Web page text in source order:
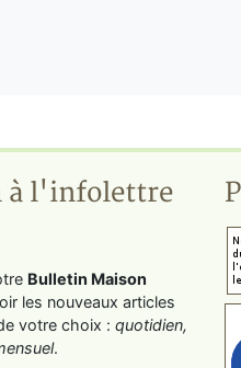
à l'infolettre
Bulletin Maison
les nouveaux articles
votre choix : quotidien,
.